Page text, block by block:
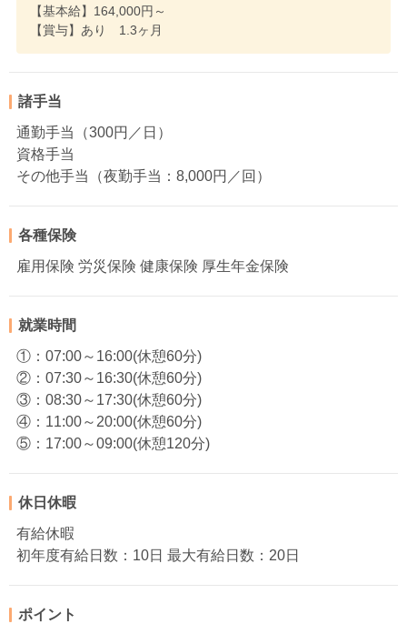
【基本給】164,000円～
【賞与】あり 1.3ヶ月
諸手当
通勤手当（300円／日）
資格手当
その他手当（夜勤手当：8,000円／回）
各種保険
雇用保険 労災保険 健康保険 厚生年金保険
就業時間
①：07:00～16:00(休憩60分)
②：07:30～16:30(休憩60分)
③：08:30～17:30(休憩60分)
④：11:00～20:00(休憩60分)
⑤：17:00～09:00(休憩120分)
休日休暇
有給休暇
初年度有給日数：10日 最大有給日数：20日
ポイント